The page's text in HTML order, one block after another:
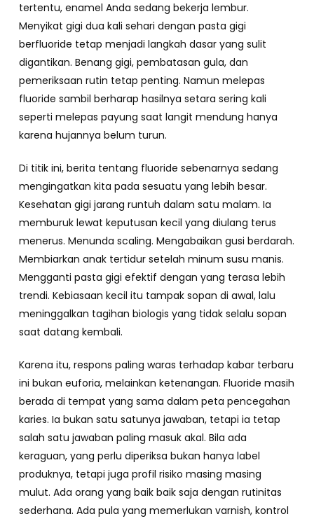
tertentu, enamel Anda sedang bekerja lembur.
Menyikat gigi dua kali sehari dengan pasta gigi
berfluoride tetap menjadi langkah dasar yang sulit
digantikan. Benang gigi, pembatasan gula, dan
pemeriksaan rutin tetap penting. Namun melepas
fluoride sambil berharap hasilnya setara sering kali
seperti melepas payung saat langit mendung hanya
karena hujannya belum turun.
Di titik ini, berita tentang fluoride sebenarnya sedang
mengingatkan kita pada sesuatu yang lebih besar.
Kesehatan gigi jarang runtuh dalam satu malam. Ia
memburuk lewat keputusan kecil yang diulang terus
menerus. Menunda scaling. Mengabaikan gusi berdarah.
Membiarkan anak tertidur setelah minum susu manis.
Mengganti pasta gigi efektif dengan yang terasa lebih
trendi. Kebiasaan kecil itu tampak sopan di awal, lalu
meninggalkan tagihan biologis yang tidak selalu sopan
saat datang kembali.
Karena itu, respons paling waras terhadap kabar terbaru
ini bukan euforia, melainkan ketenangan. Fluoride masih
berada di tempat yang sama dalam peta pencegahan
karies. Ia bukan satu satunya jawaban, tetapi ia tetap
salah satu jawaban paling masuk akal. Bila ada
keraguan, yang perlu diperiksa bukan hanya label
produknya, tetapi juga profil risiko masing masing
mulut. Ada orang yang baik baik saja dengan rutinitas
sederhana. Ada pula yang memerlukan varnish, kontrol